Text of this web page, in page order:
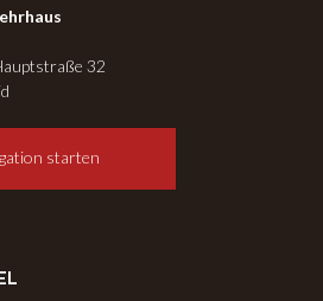
32
starten